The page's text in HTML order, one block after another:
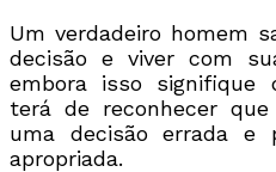
Um verdadeiro homem
decisão e viver com
embora isso signifique
terá de reconhecer
uma decisão errada e
apropriada.